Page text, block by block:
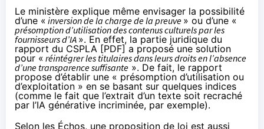
Le ministère explique même envisager la possibilité
d’une « inversion de la charge de la preuve » ou d’une «
présomption d’utilisation des contenus culturels par les
fournisseurs d’IA ». En effet, la partie juridique du
rapport du CSPLA [PDF] a proposé une solution
pour « réintégrer les titulaires dans leurs droits en l’absence
d’une transparence suffisante ». De fait, le rapport
propose d’établir une « présomption d’utilisation ou
d’exploitation » en se basant sur quelques indices
(comme le fait que l’extrait d’un texte soit recraché
par l’IA générative incriminée, par exemple).
Selon les Échos, une proposition de loi est aussi